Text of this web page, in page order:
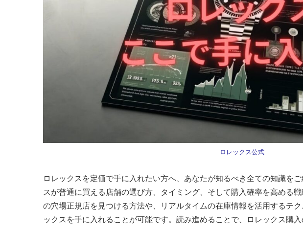
ロレックス公式
ロレックスを定価で手に入れたい方へ、あなたが知るべき全ての知識を
スが普通に買える店舗の選び方、タイミング、そして購入確率を高める
の穴場正規店を見つける方法や、リアルタイムの在庫情報を活用するテ
ックスを手に入れることが可能です。読み進めることで、ロレックス購入